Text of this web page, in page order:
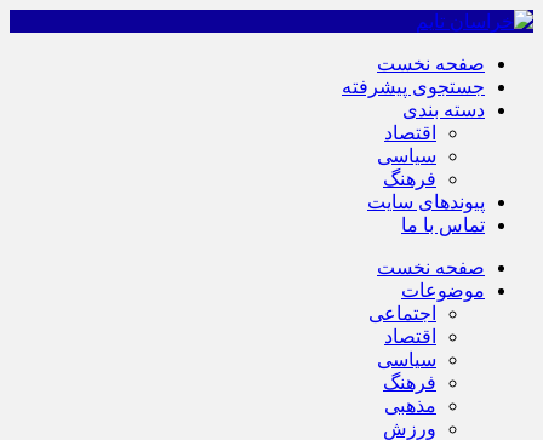
صفحه نخست
جستجوی پیشرفته
دسته بندی
اقتصاد
سیاسی
فرهنگ
پیوندهای سایت
تماس با ما
صفحه نخست
موضوعات
اجتماعی
اقتصاد
سیاسی
فرهنگ
مذهبی
ورزش